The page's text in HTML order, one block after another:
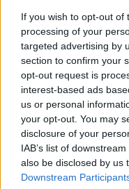
If you wish to opt-out of
processing of your
targeted advertising by
section to confirm your
opt-out request is
interest-based ads
us or personal
your opt-out. You may
disclosure of your
IAB’s list of
also be disclosed by us
Downstream
parketten is,
program közül is
meglehetősen
jubileumi ünnepségek
számszerű
páros tartja magát, itt
KEDVES
A keresett cikk a